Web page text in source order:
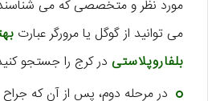
مورد نظر و متخصصی که می شناسند
می توانید از گوگل یا مرورگر عبارت
بلفاروپلاستی در کرج را جستجو
در مرحله دوم، پس از آن که جراح